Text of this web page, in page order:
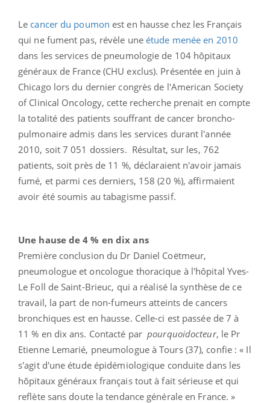
Le cancer du poumon est en hausse chez les Français
qui ne fument pas, révèle uneétude menée en 2010
dans les services de pneumologie de 104 hôpitaux
généraux de France (CHU exclus). Présentée en juin à
Chicago lors du dernier congrès de l'American Society
of Clinical Oncology, cette recherche prenait en compte
la totalité des patients souffrant de cancer broncho-
pulmonaire admis dans les services durant l'année
2010, soit 7 051 dossiers. Résultat, sur les, 762
patients, soit près de 11 %, déclaraient n'avoir jamais
fumé, et parmi ces derniers, 158 (20 %), affirmaient
avoir été soumis au tabagisme passif.
Une hause de 4 % en dix ans
Première conclusion du Dr Daniel Coëtmeur,
pneumologue et oncologue thoracique à l'hôpital Yves-
Le Foll de Saint-Brieuc, qui a réalisé la synthèse de ce
travail, la part de non-fumeurs atteints de cancers
bronchiques est en hausse. Celle-ci est passée de 7 à
11 % en dix ans. Contacté parpourquoidocteur, le Pr
Etienne Lemarié, pneumologue à Tours (37), confie : « Il
s'agit d'une étude épidémiologique conduite dans les
hôpitaux généraux français tout à fait sérieuse et qui
reflète sans doute la tendance générale en France. »